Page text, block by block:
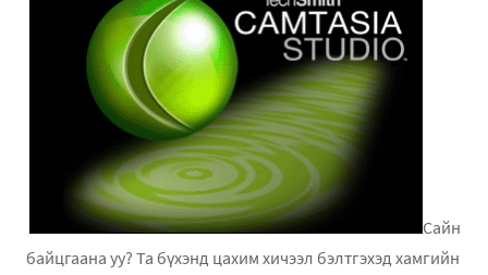
Сайн
байцгаана уу? Та бүхэнд цахим хичээл бэлтгэхэд хамгийн